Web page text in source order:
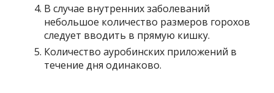
В случае внутренних заболеваний
небольшое количество размеров горохов
следует вводить в прямую кишку.
Количество ауробинских приложений в
течение дня одинаково.